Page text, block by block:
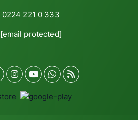
0224 221 0 333
[email protected]